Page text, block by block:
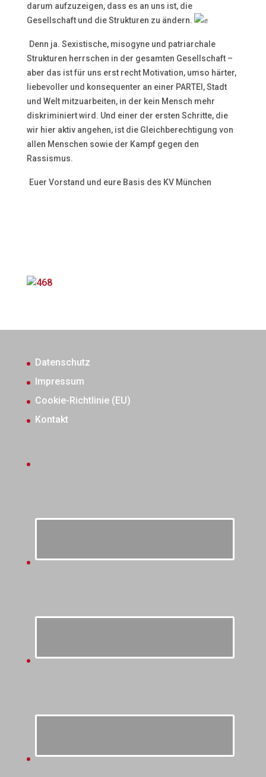
darum aufzuzeigen, dass es an uns ist, die
Gesellschaft und die Strukturen zu ändern.
Denn ja. Sexistische, misogyne und patriarchale
Strukturen herrschen in der gesamten Gesellschaft –
aber das ist für uns erst recht Motivation, umso härter,
liebevoller und konsequenter an einer PARTEI, Stadt
und Welt mitzuarbeiten, in der kein Mensch mehr
diskriminiert wird. Und einer der ersten Schritte, die
wir hier aktiv angehen, ist die Gleichberechtigung von
allen Menschen sowie der Kampf gegen den
Rassismus.
Euer Vorstand und eure Basis des KV München
Datenschutz
Impressum
Cookie-Richtlinie (EU)
Kontakt